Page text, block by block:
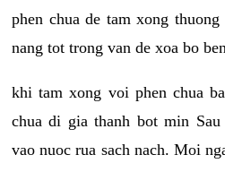
phen chua de tam xong
nang tot trong van de xoa bo
khi tam xong voi phen chua
chua di gia thanh bot min
vao nuoc rua sach nach. Moi